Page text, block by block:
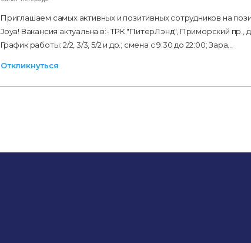
Приглашаем самых активных и позитивных сотрудников на
Joya! Вакансия актуальна в:- ТРК "ПитерЛэнд", Приморский пр.,
График работы: 2/2, 3/3, 5/2 и др.; смена с 9:30 до 22:00; Зара…
Откликнуться